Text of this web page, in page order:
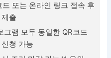
드 또는 온라인 링크 접속 후
출
그램 모두 동일한 QR코드
청 가능